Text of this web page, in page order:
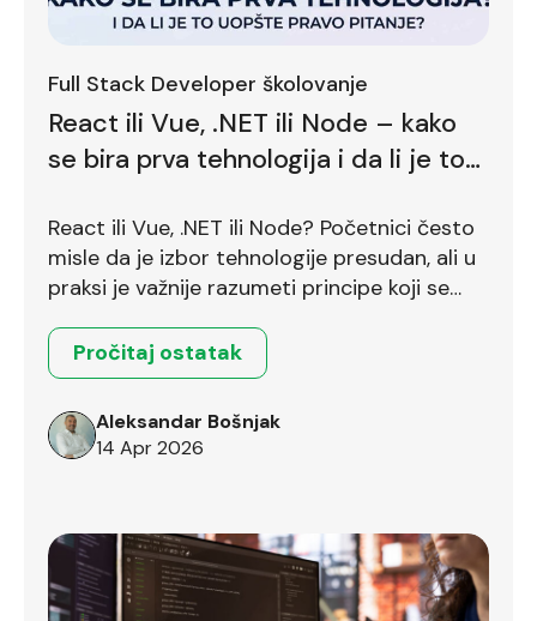
Full Stack Developer školovanje
React ili Vue, .NET ili Node – kako
se bira prva tehnologija i da li je to
React ili Vue, .NET ili Node? Početnici često
misle da je izbor tehnologije presudan, ali u
praksi je važnije razumeti principe koji se
Pročitaj ostatak
Aleksandar Bošnjak
14 Apr 2026